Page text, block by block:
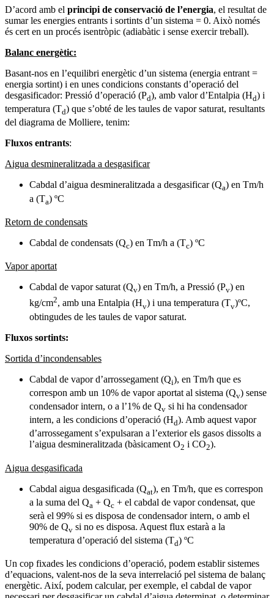
D’acord amb el principi de conservació de l’energia, el resultat de
sumar les energies entrants i sortints d’un sistema = 0. Això només
és cert en un procés isentròpic (adiabàtic i sense exercir treball).
Balanc energètic:
Basant-nos en l’equilibri energètic d’un sistema (energia entrant =
energia sortint) i en unes condicions constants d’operació del
desgasificador: Pressió d’operació (Pd), amb valor d’Entalpia (Hd) i
temperatura (Td) que s’obté de les taules de vapor saturat, resultants
del diagrama de Molliere, tenim:
Fluxos entrants:
Aigua desmineralitzada a desgasificar
Cabdal d’aigua desmineralitzada a desgasificar (Qa) en Tm/h
a (Ta) ºC
Retorn de condensats
Cabdal de condensats (Qc) en Tm/h a (Tc) ºC
Vapor aportat
Cabdal de vapor saturat (Qv) en Tm/h, a Pressió (Pv) en
kg/cm2, amb una Entalpia (Hv) i una temperatura (Tv)ºC,
obtingudes de les taules de vapor saturat.
Fluxos sortints:
Sortida d’incondensables
Cabdal de vapor d’arrossegament (Qi), en Tm/h que es
correspon amb un 10% de vapor aportat al sistema (Qv) sense
condensador intern, o a l’1% de Qv si hi ha condensador
intern, a les condicions d’operació (Hd). Amb aquest vapor
d’arrossegament s’expulsaran a l’exterior els gasos dissolts a
l’aigua desmineralitzada (bàsicament O2 i CO2).
Aigua desgasificada
Cabdal aigua desgasificada (Qat), en Tm/h, que es correspon
a la suma del Qa + Qc + el cabdal de vapor condensat, que
serà el 99% si es disposa de condensador intern, o amb el
90% de Qv si no es disposa. Aquest flux estarà a la
temperatura d’operació del sistema (Td) ºC
Un cop fixades les condicions d’operació, podem establir sistemes
d’equacions, valent-nos de la seva interrelació pel sistema de balanç
energètic. Així, podem calcular, per exemple, el cabdal de vapor